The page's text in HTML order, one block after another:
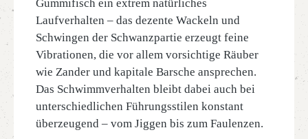
Gummifisch ein extrem natürliches
Laufverhalten – das dezente Wackeln und
Schwingen der Schwanzpartie erzeugt feine
Vibrationen, die vor allem vorsichtige Räuber
wie Zander und kapitale Barsche ansprechen.
Das Schwimmverhalten bleibt dabei auch bei
unterschiedlichen Führungsstilen konstant
überzeugend – vom Jiggen bis zum Faulenzen.